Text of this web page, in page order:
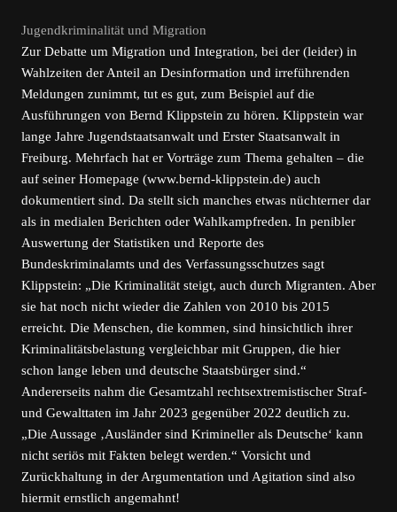
Jugendkriminalität und Migration
Zur Debatte um Migration und Integration, bei der (leider) in
Wahlzeiten der Anteil an Desinformation und irreführenden
Meldungen zunimmt, tut es gut, zum Beispiel auf die
Ausführungen von Bernd Klippstein zu hören. Klippstein war
lange Jahre Jugendstaatsanwalt und Erster Staatsanwalt in
Freiburg. Mehrfach hat er Vorträge zum Thema gehalten – die
auf seiner Homepage (www.bernd-klippstein.de) auch
dokumentiert sind. Da stellt sich manches etwas nüchterner dar
als in medialen Berichten oder Wahlkampfreden. In penibler
Auswertung der Statistiken und Reporte des
Bundeskriminalamts und des Verfassungsschutzes sagt
Klippstein: „Die Kriminalität steigt, auch durch Migranten. Aber
sie hat noch nicht wieder die Zahlen von 2010 bis 2015
erreicht. Die Menschen, die kommen, sind hinsichtlich ihrer
Kriminalitätsbelastung vergleichbar mit Gruppen, die hier
schon lange leben und deutsche Staatsbürger sind.“
Andererseits nahm die Gesamtzahl rechtsextremistischer Straf-
und Gewalttaten im Jahr 2023 gegenüber 2022 deutlich zu.
„Die Aussage ‚Ausländer sind Krimineller als Deutsche‘ kann
nicht seriös mit Fakten belegt werden.“ Vorsicht und
Zurückhaltung in der Argumentation und Agitation sind also
hiermit ernstlich angemahnt!